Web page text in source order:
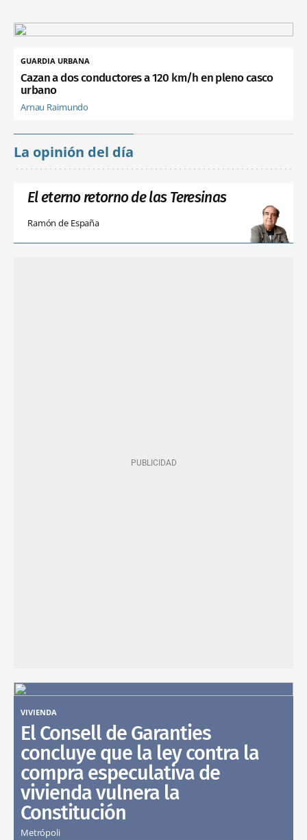
GUARDIA URBANA
Cazan a dos conductores a 120 km/h en pleno casco
urbano
Arnau Raimundo
La opinión del día
El eterno retorno de las Teresinas
Ramón de España
VIVIENDA
El Consell de Garanties
concluye que la ley contra la
compra especulativa de
vivienda vulnera la
Constitución
Metrópoli